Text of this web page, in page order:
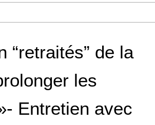
“retraités” de la
les
Entretien avec